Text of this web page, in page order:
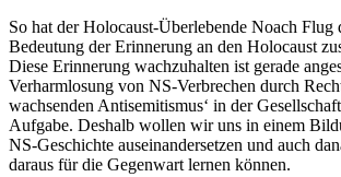
So hat der Holocaust-Überlebende Noach Flug
Bedeutung der Erinnerung an den Holocaust
Diese Erinnerung wachzuhalten ist gerade
Verharmlosung von NS-Verbrechen durch
wachsenden Antisemitismus‘ in der
Aufgabe. Deshalb wollen wir uns in einem
NS-Geschichte auseinandersetzen und auch
daraus für die Gegenwart lernen können.